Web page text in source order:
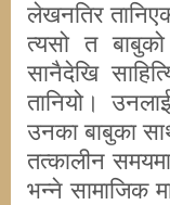
लेखनतिर
त्यसो त
सानैदेखि
तानियो।
उनका बाबुका
तत्कालीन
भन्ने सामाजिक